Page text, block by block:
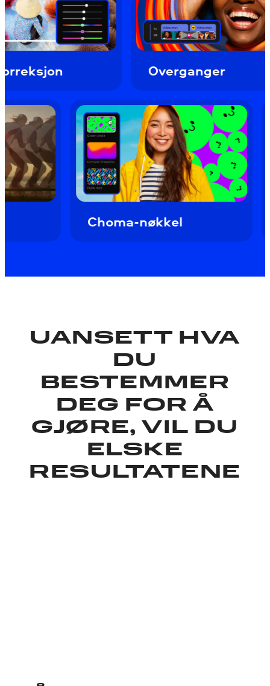
Overganger
Choma-nøkkel
UANSETT HVA
DU
BESTEMMER
DEG FOR Å
GJØRE, VIL DU
ELSKE
RESULTATENE